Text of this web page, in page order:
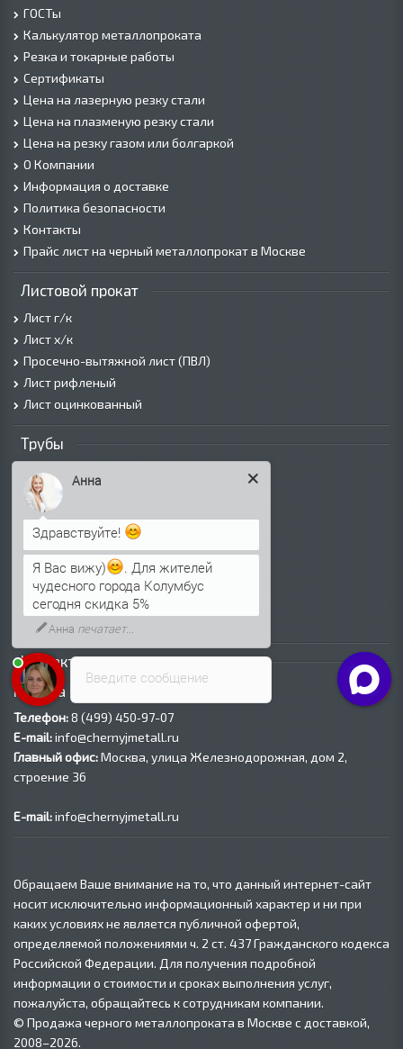
ГОСТы
Калькулятор металлопроката
Резка и токарные работы
Сертификаты
Цена на лазерную резку стали
Цена на плазменую резку стали
Цена на резку газом или болгаркой
О Компании
Информация о доставке
Политика безопасности
Контакты
Прайс лист на черный металлопрокат в Москве
Листовой прокат
Лист г/к
Лист х/к
Просечно-вытяжной лист (ПВЛ)
Лист рифленый
Лист оцинкованный
Трубы
Трубы горячедеформированные
Труба холоднодеформированная
Трубы ВГП (Водогазопроводные)
Трубы ВГП оцинкованные
Трубы электросварные круглые
Трубы электросварные квадратные
Трубы электросварные прямоугольные
Трубы электросварные оцинкованные
Контакты
Москва
Телефон:8 (499) 450‑97-07
E-mail:info@chernyjmetall.ru
Главный офис:Москва, улица Железнодорожная, дом 2,
строение 36
E-mail:info@chernyjmetall.ru
Обращаем Ваше внимание на то, что данный интернет-сайт
носит исключительно информационный характер и ни при
каких условиях не является публичной офертой,
определяемой положениями ч. 2 ст. 437 Гражданского кодекса
Российской Федерации. Для получения подробной
информации о стоимости и сроках выполнения услуг,
пожалуйста, обращайтесь к сотрудникам компании.
© Продажа черного металлопроката в Москве с доставкой,
2008–2026.
Введите сообщение
Анна
Здравствуйте!
Я Вас вижу)
. Для жителей
чудесного города Колумбус
сегодня скидка 5%
Анна печатает...